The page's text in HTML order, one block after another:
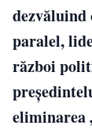
dezvăluind
paralel,
război
eliminarea